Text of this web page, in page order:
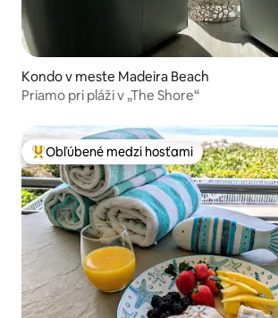
Kondo v meste Madeira Beach
Priamo pri pláži v „The Shore“
Najobľúbenejšie medzi hosťami
Obľúbené medzi hosťami